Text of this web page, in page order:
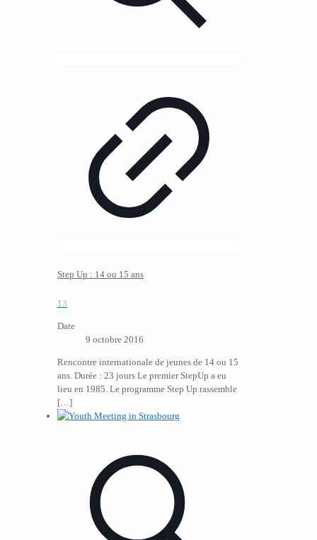
Step Up : 14 ou 15 ans
13
Date
9 octobre 2016
Rencontre internationale de jeunes de 14 ou 15
ans. Durée : 23 jours Le premier StepUp a eu
lieu en 1985. Le programme Step Up rassemble
[…]